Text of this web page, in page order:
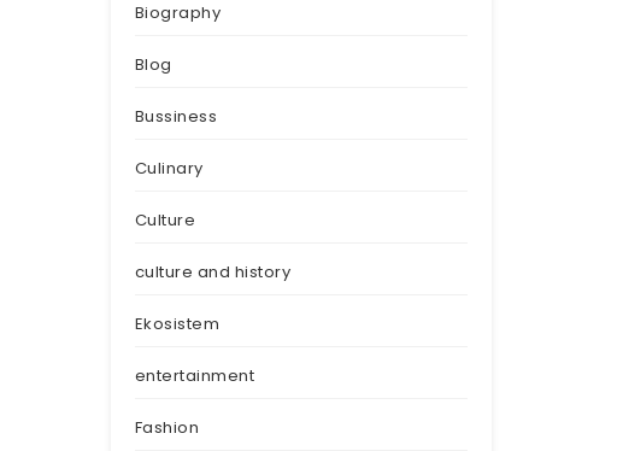
Biography
Blog
Bussiness
Culinary
Culture
culture and history
Ekosistem
entertainment
Fashion